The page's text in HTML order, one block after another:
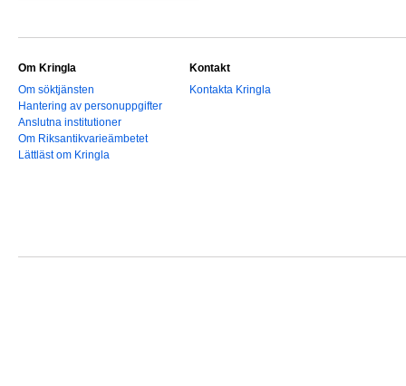
Om Kringla
Om söktjänsten
Hantering av personuppgifter
Anslutna institutioner
Om Riksantikvarieämbetet
Lättläst om Kringla
Kontakt
Kontakta Kringla